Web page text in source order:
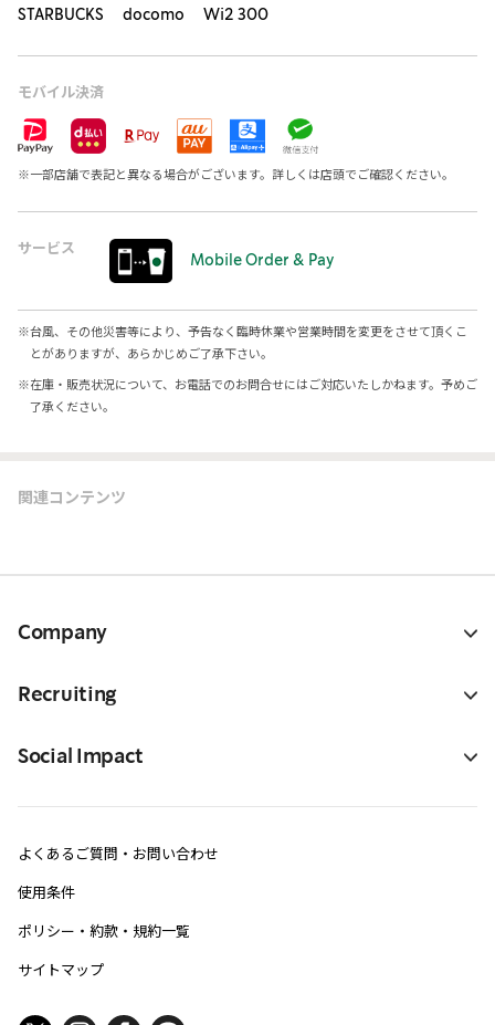
STARBUCKS docomo Wi2 300
モバイル決済
※一部店舗で表記と異なる場合がございます。詳しくは店頭でご確認ください。
サービス
Mobile Order & Pay
※台風、その他災害等により、予告なく臨時休業や営業時間を変更をさせて頂くこ
とがありますが、あらかじめご了承下さい。
※在庫・販売状況について、お電話でのお問合せにはご対応いたしかねます。予めご
了承ください。
関連コンテンツ
Company
Recruiting
Social Impact
よくあるご質問・お問い合わせ
使用条件
ポリシー・約款・規約一覧
サイトマップ